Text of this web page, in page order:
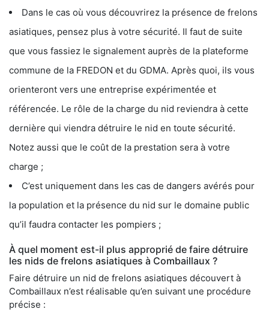
Dans le cas où vous découvrirez la présence de frelons
asiatiques, pensez plus à votre sécurité. Il faut de suite
que vous fassiez le signalement auprès de la plateforme
commune de la FREDON et du GDMA. Après quoi, ils vous
orienteront vers une entreprise expérimentée et
référencée. Le rôle de la charge du nid reviendra à cette
dernière qui viendra détruire le nid en toute sécurité.
Notez aussi que le coût de la prestation sera à votre
charge ;
C’est uniquement dans les cas de dangers avérés pour
la population et la présence du nid sur le domaine public
qu’il faudra contacter les pompiers ;
À quel moment est-il plus approprié de faire détruire
les nids de frelons asiatiques à Combaillaux ?
Faire détruire un nid de frelons asiatiques découvert à
Combaillaux n’est réalisable qu’en suivant une procédure
précise :